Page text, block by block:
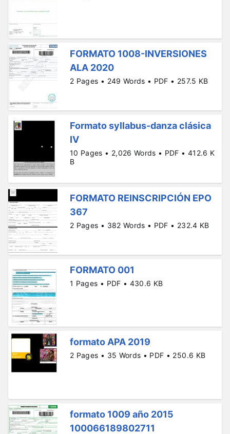
FORMATO 1008-INVERSIONES
ALA 2020
2 Pages • 249 Words • PDF • 257.5 KB
Formato syllabus-danza clásica
IV
10 Pages • 2,026 Words • PDF • 412.6 K
B
FORMATO REINSCRIPCIÓN EPO
367
2 Pages • 382 Words • PDF • 232.4 KB
FORMATO 001
1 Pages • PDF • 430.6 KB
formato APA 2019
2 Pages • 35 Words • PDF • 250.6 KB
formato 1009 año 2015
100066189802711